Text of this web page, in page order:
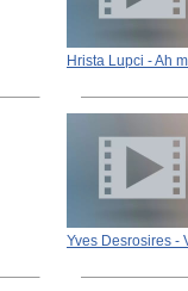
Hrista Lupci - Ah
Yves Desrosires -